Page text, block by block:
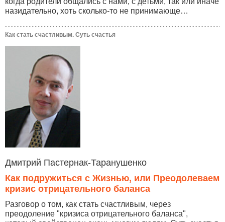
назидательно, хоть сколько-то не принимающе…
Как стать счастливым. Суть счастья
Дмитрий Пастернак-Таранушенко
Как подружиться с Жизнью, или Преодолеваем
кризис отрицательного баланса
Разговор о том, как стать счастливым, через
преодоление "кризиса отрицательного баланса",